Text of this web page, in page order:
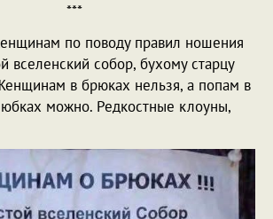
***
по поводу правил ношения
собор, бухому старцу
в брюках нельзя, а попам в
можно. Редкостные клоуны,